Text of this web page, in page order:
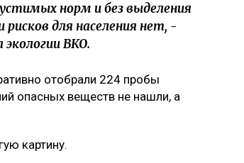
норм и без выделения
для населения нет, -
ВКО.
отобрали 224 пробы
опасных веществ не нашли, а
картину.